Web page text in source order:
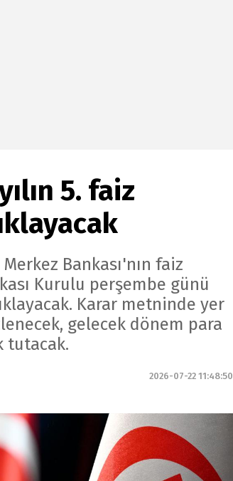
5. faiz
Bankası'nın faiz
Kurulu perşembe günü
Karar metninde yer
gelecek dönem para
tutacak.
2026-07-22 11:48:50